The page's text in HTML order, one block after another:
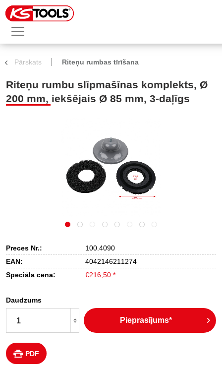
Pārskats Riteņu rumbas tīrīšana
Riteņu rumbu slīpmašīnas komplekts, Ø
200 mm, iekšējais Ø 85 mm, 3-daļīgs
Preces Nr.:
100.4090
EAN:
4042146211274
Speciāla cena:
€216,50 *
Daudzums
Pieprasījums*
PDF